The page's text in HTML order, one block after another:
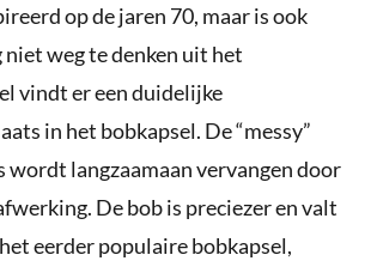
op de jaren 70, maar is ook
niet weg te denken uit het
vindt er een duidelijke
in het bobkapsel. De “messy”
wordt langzaamaan vervangen door
De bob is preciezer en valt
eerder populaire bobkapsel,